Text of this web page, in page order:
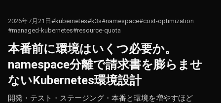
2026年7月21日 #kubernetes#k3s#namespace#cost-optimization
#managed-kubernetes#resource-quota
本番前に環境はいくつ必要か。
namespace分離で請求書を膨らませ
ないKubernetes環境設計
開発・テスト・ステージング・本番と環境を増やすほど